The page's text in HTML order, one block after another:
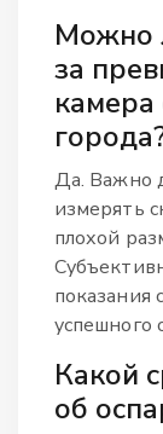
Можно
за
камера
Да. Важно
измерять
плохой
показания
успешного
Какой
об